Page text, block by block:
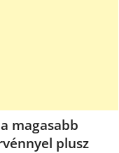
magasabb
plusz